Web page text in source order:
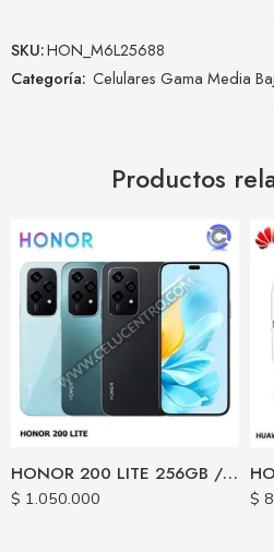
SKU:HON_M6L25688
Categoría: Celulares Gama Media
Productos
HONOR 200 LITE 256GB / 8RAM
$ 1.050.000 $